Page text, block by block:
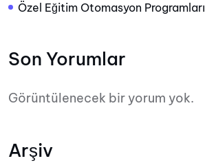
Özel Eğitim Otomasyon Programları
Son Yorumlar
Görüntülenecek bir yorum yok.
Arşiv